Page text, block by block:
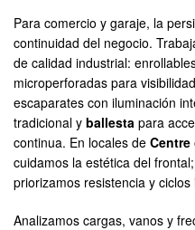
Para comercio y garaje, la
continuidad del negocio.
de calidad industrial:
microperforadas para
escaparates con iluminación
tradicional y ballesta para
continua. En locales de Centre
cuidamos la estética del
priorizamos resistencia y ciclos
Analizamos cargas, vanos y